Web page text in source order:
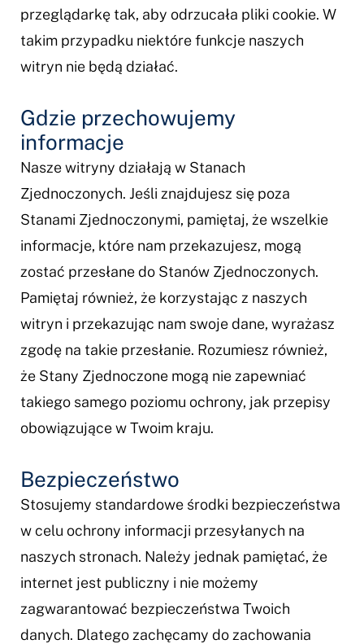
przeglądarkę tak, aby odrzucała pliki cookie. W
takim przypadku niektóre funkcje naszych
witryn nie będą działać.
Gdzie przechowujemy
informacje
Nasze witryny działają w Stanach
Zjednoczonych. Jeśli znajdujesz się poza
Stanami Zjednoczonymi, pamiętaj, że wszelkie
informacje, które nam przekazujesz, mogą
zostać przesłane do Stanów Zjednoczonych.
Pamiętaj również, że korzystając z naszych
witryn i przekazując nam swoje dane, wyrażasz
zgodę na takie przesłanie. Rozumiesz również,
że Stany Zjednoczone mogą nie zapewniać
takiego samego poziomu ochrony, jak przepisy
obowiązujące w Twoim kraju.
Bezpieczeństwo
Stosujemy standardowe środki bezpieczeństwa
w celu ochrony informacji przesyłanych na
naszych stronach. Należy jednak pamiętać, że
internet jest publiczny i nie możemy
zagwarantować bezpieczeństwa Twoich
danych. Dlatego zachęcamy do zachowania